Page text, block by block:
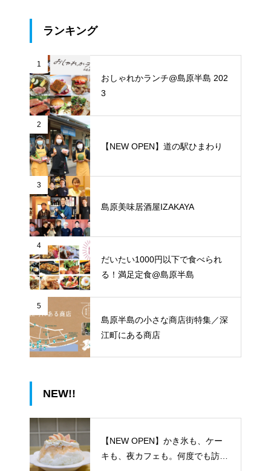
ランキング
1
おしゃれかランチ@島原半島 202
3
2
【NEW OPEN】道の駅ひまわり
3
島原美味居酒屋IZAKAYA
4
だいたい1000円以下で食べられ
る！満足定食@島原半島
5
島原半島の小さな商店街特集／深
江町にある商店
NEW!!
【NEW OPEN】かき氷も、ケー
キも、夜カフェも。何度でも訪れ